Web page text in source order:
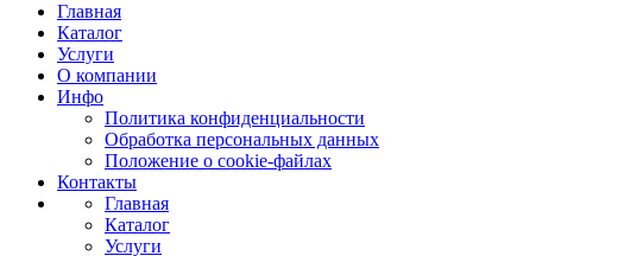
Главная
Каталог
Услуги
О компании
Инфо
Политика конфиденциальности
Обработка персональных данных
Положение о cookie-файлах
Контакты
Главная
Каталог
Услуги